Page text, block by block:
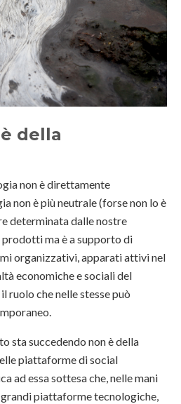
della
non è direttamente
non è più neutrale (forse non lo è
determinata dalle nostre
ma è a supporto di
organizzativi, apparati attivi nel
economiche e sociali del
ruolo che nelle stesse può
sta succedendo non è della
piattaforme di social
ad essa sottesa che, nelle mani
piattaforme tecnologiche,